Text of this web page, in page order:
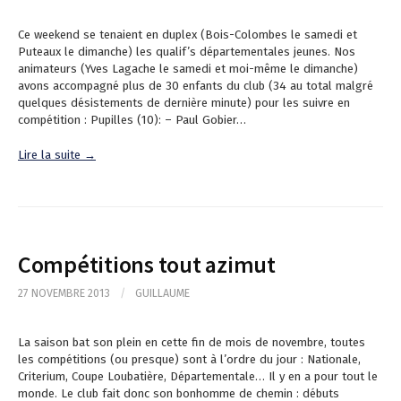
Ce weekend se tenaient en duplex (Bois-Colombes le samedi et
Puteaux le dimanche) les qualif’s départementales jeunes. Nos
animateurs (Yves Lagache le samedi et moi-même le dimanche)
avons accompagné plus de 30 enfants du club (34 au total malgré
quelques désistements de dernière minute) pour les suivre en
compétition : Pupilles (10): – Paul Gobier…
Lire la suite →
Compétitions tout azimut
27 NOVEMBRE 2013 / GUILLAUME
La saison bat son plein en cette fin de mois de novembre, toutes
les compétitions (ou presque) sont à l’ordre du jour : Nationale,
Criterium, Coupe Loubatière, Départementale… Il y en a pour tout le
monde. Le club fait donc son bonhomme de chemin : débuts